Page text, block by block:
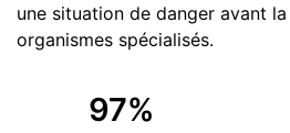
une situation de danger avant
organismes spécialisés.
97%